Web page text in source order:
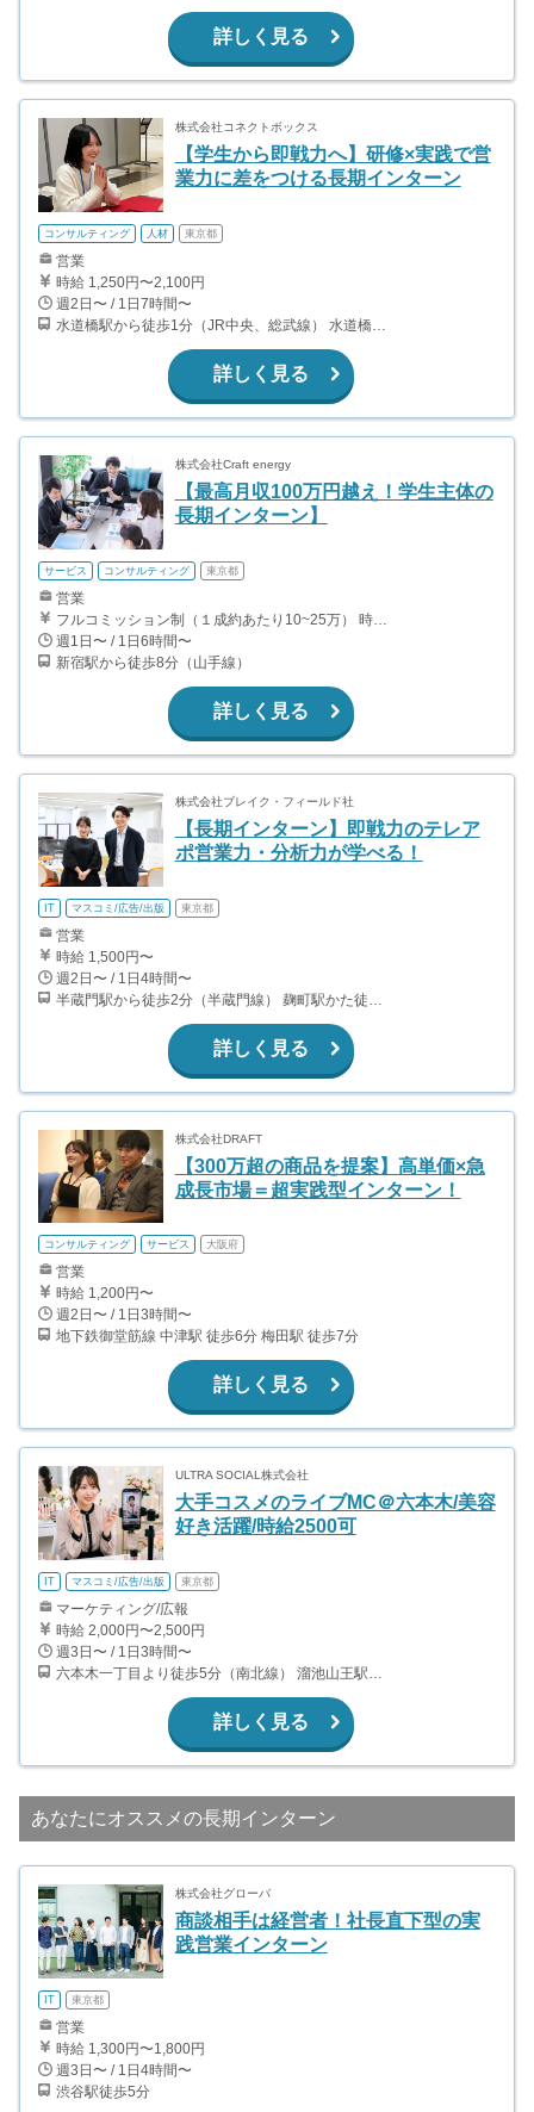
詳しく見る
株式会社コネクトボックス
【学生から即戦力へ】研修×実践で営
業力に差をつける長期インターン
コンサルティング 人材 東京都
営業
時給 1,250円〜2,100円
週2日〜 / 1日7時間〜
水道橋駅から徒歩1分（JR中央、総武線） 水道橋駅から徒歩6分（都営三田線）
詳しく見る
株式会社Craft energy
【最高月収100万円越え！学生主体の
長期インターン】
サービス コンサルティング 東京都
営業
フルコミッション制（１成約あたり10~25万） 時給換算で（2000円〜2500円）程度が目安となります。 月100万を稼ぐ学生多数在籍しています。 ■収入例 〇入社1か月目（早稲田大学2年生） 役職：アポインター 月間1契約×10万円＝10万円 ＋交通費 〇入社3か月目（明治大学2年生） 役職：アポインター 月間2契約×13万円＝26万円 ＋交通費 〇入社6か月目（慶應義塾大学3年生） 役職：アポインター 月間5契約×15万円＝75万円 ＋交通費 〇入社15か月目（東京大学3年生） 役職：クローザー 月間3契約×25万=75万円 ＋交通費 交通費支給あり
週1日〜 / 1日6時間〜
新宿駅から徒歩8分（山手線）
詳しく見る
株式会社ブレイク・フィールド社
【長期インターン】即戦力のテレア
ポ営業力・分析力が学べる！
IT マスコミ/広告/出版 東京都
営業
時給 1,500円〜
週2日〜 / 1日4時間〜
詳しく見る
株式会社DRAFT
【300万超の商品を提案】高単価×急
成長市場＝超実践型インターン！
コンサルティング サービス 大阪府
営業
時給 1,200円〜
週2日〜 / 1日3時間〜
地下鉄御堂筋線 中津駅 徒歩6分 梅田駅 徒歩7分
詳しく見る
ULTRA SOCIAL株式会社
大手コスメのライブMC＠六本木/美容
好き活躍/時給2500可
IT マスコミ/広告/出版 東京都
マーケティング/広報
時給 2,000円〜2,500円
週3日〜 / 1日3時間〜
六本木一丁目より徒歩5分（南北線） 溜池山王駅より徒歩10分（銀座線） 六本木駅より徒歩12分（日比谷線）
詳しく見る
あなたにオススメの長期インターン
株式会社グローバ
商談相手は経営者！社長直下型の実
践営業インターン
IT 東京都
営業
時給 1,300円〜1,800円
週3日〜 / 1日4時間〜
渋谷駅徒歩5分